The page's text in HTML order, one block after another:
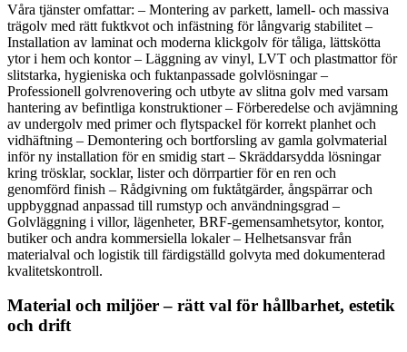
Våra tjänster omfattar: – Montering av parkett, lamell- och massiva
trägolv med rätt fuktkvot och infästning för långvarig stabilitet –
Installation av laminat och moderna klickgolv för tåliga, lättskötta
ytor i hem och kontor – Läggning av vinyl, LVT och plastmattor för
slitstarka, hygieniska och fuktanpassade golvlösningar –
Professionell golvrenovering och utbyte av slitna golv med varsam
hantering av befintliga konstruktioner – Förberedelse och avjämning
av undergolv med primer och flytspackel för korrekt planhet och
vidhäftning – Demontering och bortforsling av gamla golvmaterial
inför ny installation för en smidig start – Skräddarsydda lösningar
kring trösklar, socklar, lister och dörrpartier för en ren och
genomförd finish – Rådgivning om fuktåtgärder, ångspärrar och
uppbyggnad anpassad till rumstyp och användningsgrad –
Golvläggning i villor, lägenheter, BRF-gemensamhetsytor, kontor,
butiker och andra kommersiella lokaler – Helhetsansvar från
materialval och logistik till färdigställd golvyta med dokumenterad
kvalitetskontroll.
Material och miljöer – rätt val för hållbarhet, estetik
och drift